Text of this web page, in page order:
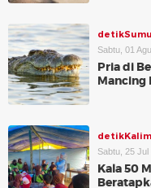
Sabtu, 01
Pria di
Mancing
Sabtu, 25
Kala 50